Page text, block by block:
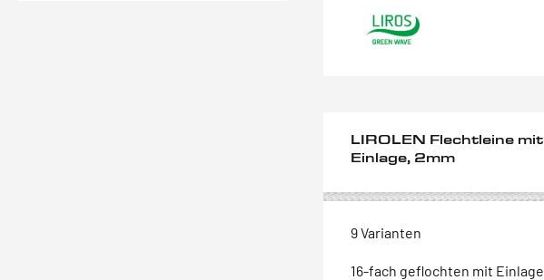
LIROLEN Flechtleine mit
Einlage, 2mm
9 Varianten
16-fach geflochten mit Einlage